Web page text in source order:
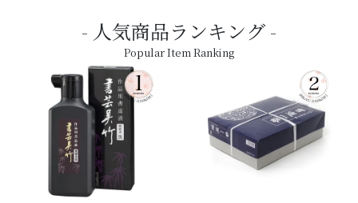
人気商品ランキング
Popular Item Ranking